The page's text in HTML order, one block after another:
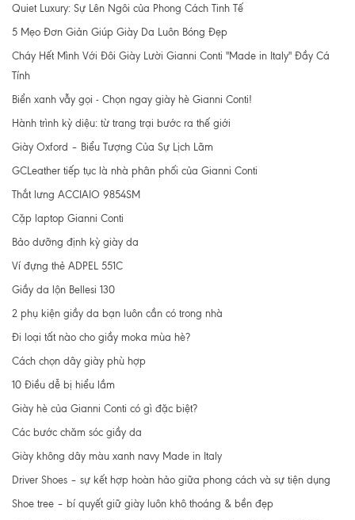
Quiet Luxury: Sự Lên Ngôi của Phong Cách Tinh Tế
5 Mẹo Đơn Giản Giúp Giày Da Luôn Bóng Đẹp
Cháy Hết Mình Với Đôi Giày Lười Gianni Conti "Made in Italy" Đầy Cá
Tính
Biển xanh vẫy gọi - Chọn ngay giày hè Gianni Conti!
Hành trình kỳ diệu: từ trang trại bước ra thế giới
Giày Oxford – Biểu Tượng Của Sự Lịch Lãm
GCLeather tiếp tục là nhà phân phối của Gianni Conti
Thắt lưng ACCIAIO 9854SM
Cặp laptop Gianni Conti
Bảo dưỡng định kỳ giày da
Ví đựng thẻ ADPEL 551C
Giầy da lộn Bellesi 130
2 phụ kiện giầy da bạn luôn cần có trong nhà
Đi loại tất nào cho giầy moka mùa hè?
Cách chọn dây giày phù hợp
10 Điều dễ bị hiểu lầm
Giày hè của Gianni Conti có gì đặc biệt?
Các bước chăm sóc giầy da
Giày không dây màu xanh navy Made in Italy
Driver Shoes – sự kết hợp hoàn hảo giữa phong cách và sự tiện dụng
Shoe tree – bí quyết giữ giày luôn khô thoáng & bền đẹp